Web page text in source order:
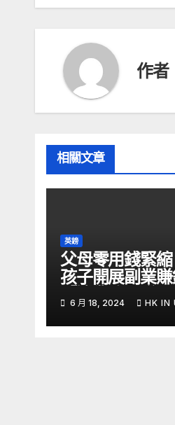
覽
作者
相關文章
英鎊
父母零用錢緊
孩子開展副業賺
「這業務」賺最
由財經
6 月 18, 2024 HK IN